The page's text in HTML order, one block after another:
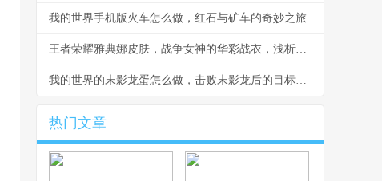
我的世界手机版火车怎么做，红石与矿车的奇妙之旅
王者荣耀雅典娜皮肤，战争女神的华彩战衣，浅析皮肤设计与实战体验
我的世界的末影龙蛋怎么做，击败末影龙后的目标蓝图
热门文章